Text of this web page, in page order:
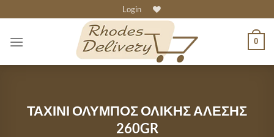
to
content
Login
0
ΤΑΧΙΝΙ ΟΛΥΜΠΟΣ ΟΛΙΚΗΣ ΑΛΕΣΗΣ
260GR